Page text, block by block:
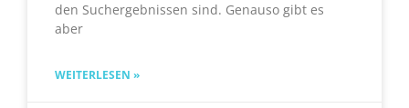
den Suchergebnissen sind. Genauso gibt es
aber
WEITERLESEN »